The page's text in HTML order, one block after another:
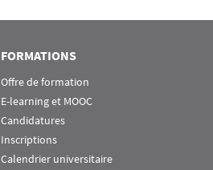
FORMATIONS
Offre de formation
E-learning et MOOC
Candidatures
Inscriptions
Calendrier universitaire